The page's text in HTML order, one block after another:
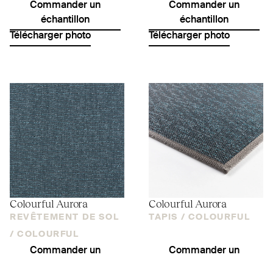
Commander un
échantillon
Télécharger photo
Commander un
échantillon
Télécharger photo
Colourful Aurora
REVÊTEMENT DE SOL
/ COLOURFUL
Commander un
Colourful Aurora
TAPIS / COLOURFUL
Commander un